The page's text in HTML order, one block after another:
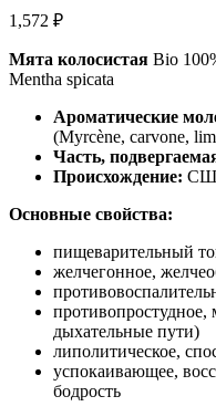
1,572 ₽
Мята колосистая Bio
Mentha spicata
Ароматические
(Myrcène, carvone,
Часть,
Происхождение:
Основные свойства:
пищеварительный
желчегонное,
противопростудное,
дыхательные пути)
липолитическое,
успокаивающее,
бодрость